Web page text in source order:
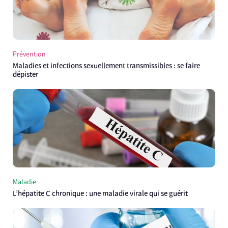
Prévention
Maladies et infections sexuellement transmissibles : se faire
dépister
Maladie
L’hépatite C chronique : une maladie virale qui se guérit